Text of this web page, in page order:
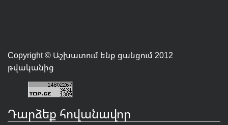
Copyright © Աշխատում ենք ցանցում 2012
թվականից
Դարձեք հովանավոր